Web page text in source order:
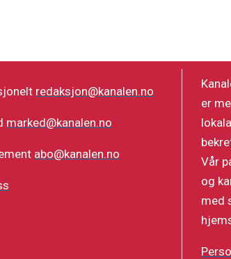
redaksjon@kanalen.no
marked@kanalen.no
abo@kanalen.no
er
Vår
og
med